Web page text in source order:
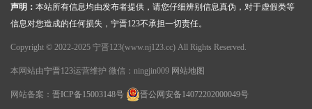
声明： 本站所有信息均由发布者提供，请您仔细辨别信息真伪，对于虚假类等
信息对您造成的任何损失，宁晋123不承担一切责任。
Copyright © 2022-2025 宁晋123(www.nj123.cc) All Rights Reserved.
本网站由宁晋123运营维护 微信：ningjin009 网站地图
网站备案： 晋ICP备15003148号 晋公网安备14072202000049号